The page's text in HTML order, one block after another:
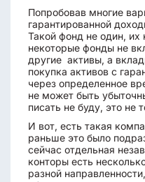
Попробовав многие
гарантированной
Такой фонд не один, их
некоторые фонды не
другие активы, а
покупка активов с
через определенное
не может быть
писать не буду, это не
И вот, есть такая
раньше это было
сейчас отдельная
конторы есть
разной